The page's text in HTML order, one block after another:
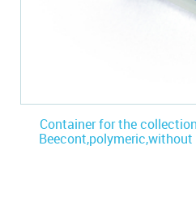
Container for the